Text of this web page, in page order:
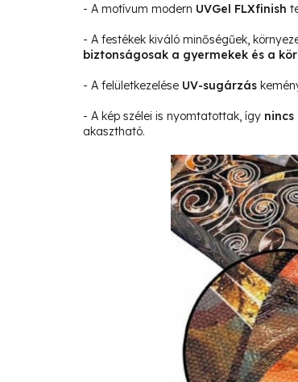
- A motívum modern UVGel FLXfinish
- A festékek kiváló minőségűek,
biztonságosak a gyermekek és a
- A felületkezelése UV-sugárzás
- A kép szélei is nyomtatottak, így nincs
akasztható.